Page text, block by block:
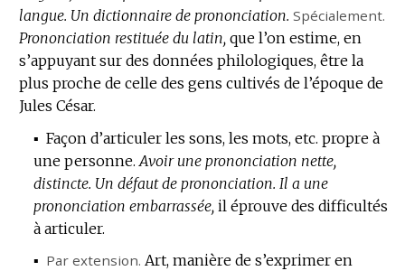
langue. Un dictionnaire de prononciation. Spécialement.
Prononciation restituée du latin, que l’on estime, en
s’appuyant sur des données philologiques, être la
plus proche de celle des gens cultivés de l’époque de
Jules César.
▪ Façon d’articuler les sons, les mots, etc. propre à
une personne. Avoir une prononciation nette,
distincte. Un défaut de prononciation. Il a une
prononciation embarrassée, il éprouve des difficultés
à articuler.
▪ Par extension. Art, manière de s’exprimer en